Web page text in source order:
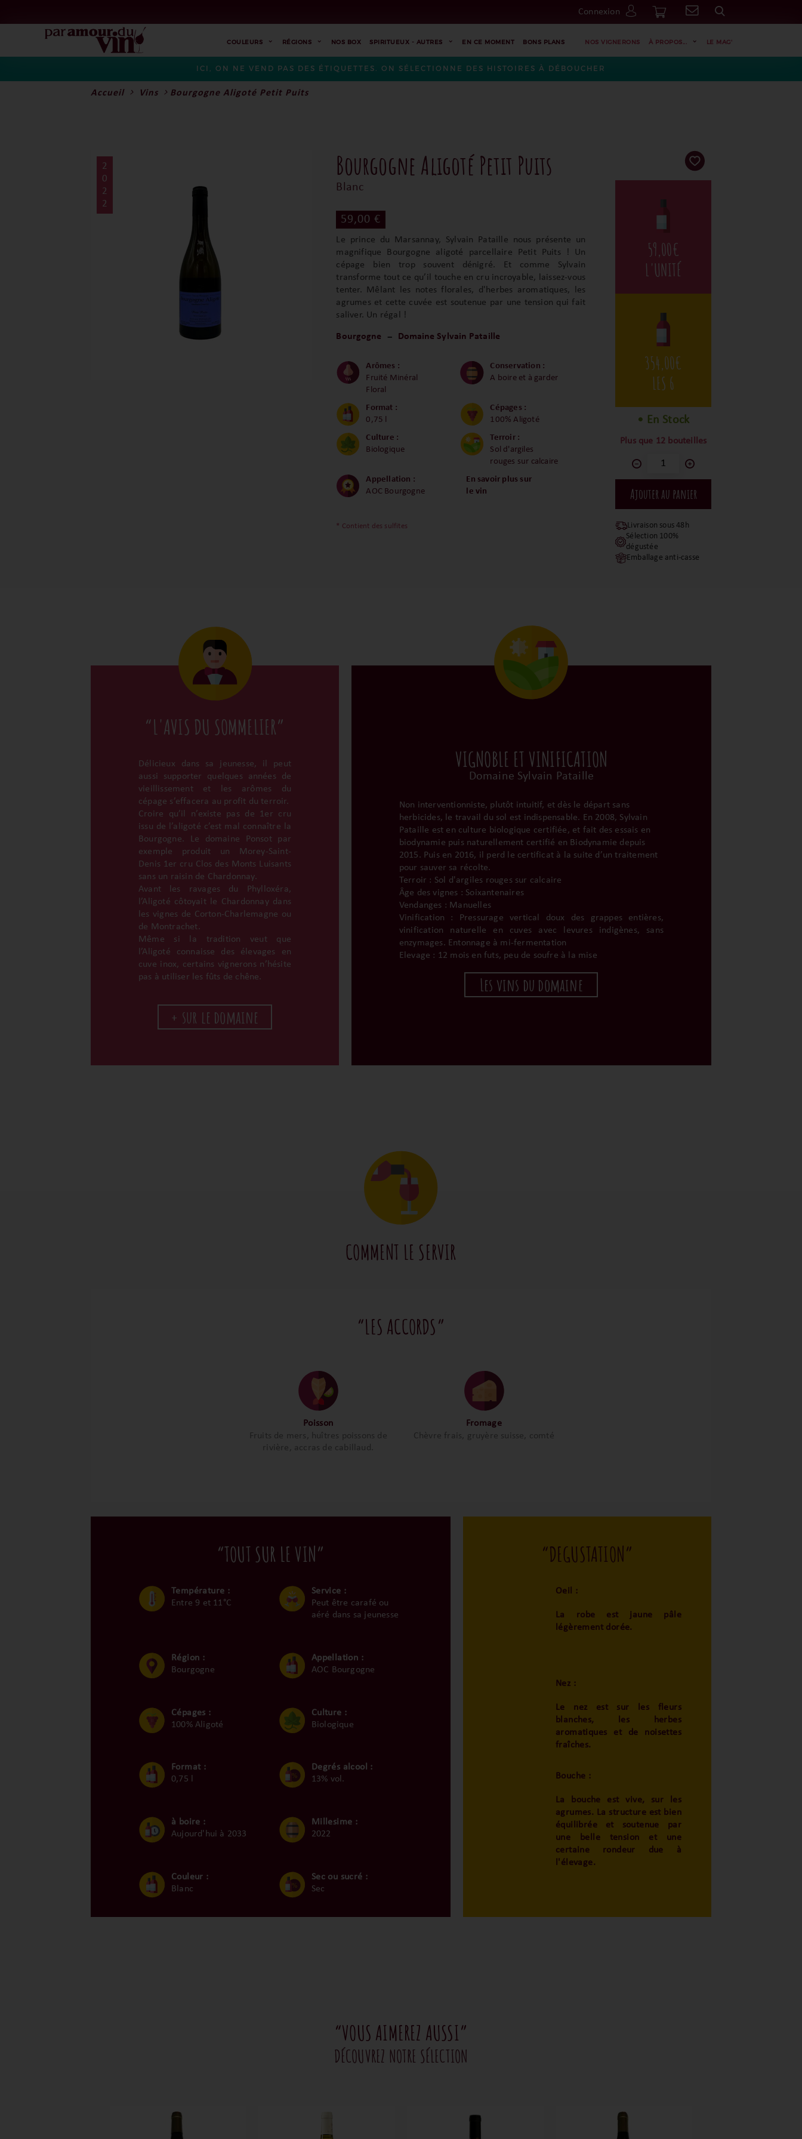
Connexion
Go
COULEURS RÉGIONS NOS BOX SPIRITUEUX - AUTRES EN CE MOMENT BONS PLANS NOS VIGNERONS À PROPOS... LE MAG'
ICI, ON NE VEND PAS DES ÉTIQUETTES. ON SÉLECTIONNE DES HISTOIRES À DÉBOUCHER
Accueil Vins Bourgogne Aligoté Petit Puits
2
0
2
2
Bourgogne Aligoté Petit Puits
Blanc
59,00 €
Le prince du Marsannay, Sylvain Pataille nous présente un
magnifique Bourgogne aligoté parcellaire Petit Puits ! Un
cépage bien trop souvent dénigré. Et comme Sylvain
transforme tout ce qu’il touche en cru incroyable, laissez-vous
tenter. Mêlant les notes florales, d'herbes aromatiques, les
agrumes et cette cuvée est soutenue par une tension qui fait
saliver. Un régal !
Bourgogne Domaine Sylvain Pataille
Arômes :
Fruité Minéral
Floral
Conservation :
A boire et à garder
Format :
0,75 l
Cépages :
100% Aligoté
Culture :
Biologique
Terroir :
Sol d'argiles
rouges sur calcaire
Appellation :
AOC Bourgogne
En savoir plus sur
le vin
* Contient des sulfites
59,00€
L'UNITÉ
354,00€
LES 6
• En Stock
Plus que 12 bouteilles
Livraison sous 48h
Sélection 100%
dégustée
Emballage anti-casse
“L'AVIS DU SOMMELIER”
Délicieux dans sa jeunesse, il peut
aussi supporter quelques années de
vieillissement et les arômes du
cépage s’effacera au profit du terroir.
Croire qu’il n’existe pas de 1er cru
issu de l’aligoté c’est mal connaître la
Bourgogne. Le domaine Ponsot par
exemple produit un Morey-Saint-
Denis 1er cru Clos des Monts Luisants
sans un raisin de Chardonnay.
Avant les ravages du Phylloxéra,
l’Aligoté côtoyait le Chardonnay dans
les vignes de Corton-Charlemagne ou
de Montrachet.
Même si la tradition veut que
l’Aligoté connaisse des élevages en
cuve inox, certains vignerons n’hésite
pas à utiliser les fûts de chêne.
+ sur le domaine
VIGNOBLE ET VINIFICATION
Domaine Sylvain Pataille
Non interventionniste, plutôt intuitif, et dès le départ sans
herbicides, le travail du sol est indispensable. En 2008, Sylvain
Pataille est en culture biologique certifiée, et fait des essais en
biodynamie puis naturellement certifié en Biodynamie depuis
2015. Puis en 2016, il perd le certificat à la suite d’un traitement
pour sauver sa récolte.
Terroir : Sol d'argiles rouges sur calcaire
Âge des vignes : Soixantenaires
Vendanges : Manuelles
Vinification : Pressurage vertical doux des grappes entières,
vinification naturelle en cuves avec levures indigènes, sans
enzymages. Entonnage à mi-fermentation
Elevage : 12 mois en futs, peu de soufre à la mise
Les vins du domaine
COMMENT LE SERVIR
“LES ACCORDS”
Poisson
Fruits de mers, huîtres poissons de
rivière, accras de cabillaud.
Fromage
Chèvre frais, gruyère suisse, comté
“TOUT SUR LE VIN”
Température :
Entre 9 et 11°C
Service :
Peut être carafé ou
aéré dans sa jeunesse
Région :
Bourgogne
Appellation :
AOC Bourgogne
Cépages :
100% Aligoté
Culture :
Biologique
Format :
0,75 l
Degrés alcool :
13% vol.
à boire :
Aujourd'hui à 2033
Millesime :
2022
Couleur :
Blanc
Sec ou sucré :
Sec
“DEGUSTATION”
Oeil :
La robe est jaune pâle
légèrement dorée.
Nez :
Le nez est sur les fleurs
blanches, les herbes
aromatiques et de noisettes
fraîches.
Bouche :
La bouche est vive, sur les
agrumes. La structure est bien
équilibrée et soutenue par
une belle tension et une
certaine rondeur due à
l'élevage.
“VOUS AIMEREZ AUSSI”
DÉCOUVREZ NOTRE SÉLECTION